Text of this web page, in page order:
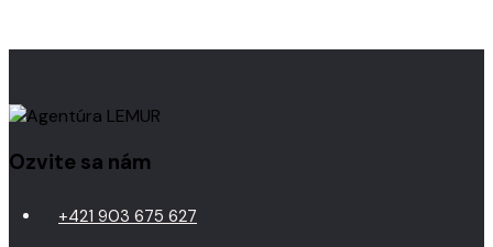
Ozvite sa nám
+421 903 675 627